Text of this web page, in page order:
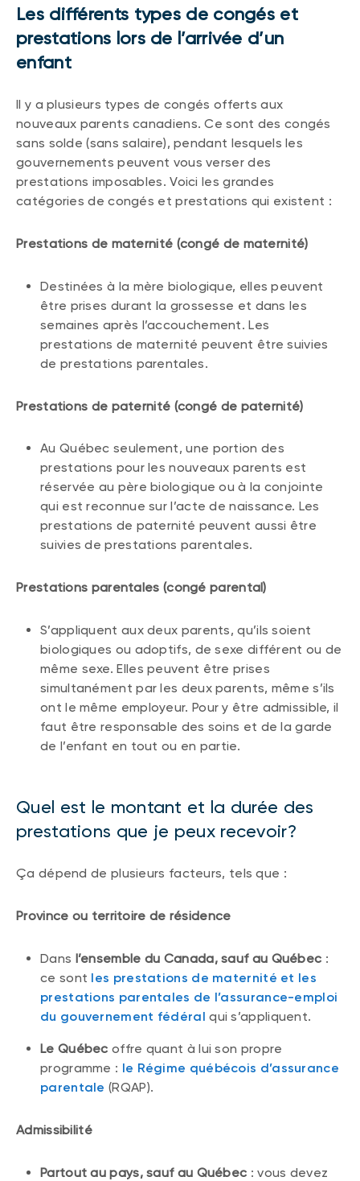
Les différents types de congés et
prestations lors de l’arrivée d’un
enfant
Il y a plusieurs types de congés offerts aux
nouveaux parents canadiens. Ce sont des congés
sans solde (sans salaire), pendant lesquels les
gouvernements peuvent vous verser des
prestations imposables. Voici les grandes
catégories de congés et prestations qui existent :
Prestations de maternité (congé de maternité)
Destinées à la mère biologique, elles peuvent
être prises durant la grossesse et dans les
semaines après l’accouchement. Les
prestations de maternité peuvent être suivies
de prestations parentales.
Prestations de paternité (congé de paternité)
Au Québec seulement, une portion des
prestations pour les nouveaux parents est
réservée au père biologique ou à la conjointe
qui est reconnue sur l’acte de naissance. Les
prestations de paternité peuvent aussi être
suivies de prestations parentales.
Prestations parentales (congé parental)
S’appliquent aux deux parents, qu’ils soient
biologiques ou adoptifs, de sexe différent ou de
même sexe. Elles peuvent être prises
simultanément par les deux parents, même s’ils
ont le même employeur. Pour y être admissible, il
faut être responsable des soins et de la garde
de l’enfant en tout ou en partie.
Quel est le montant et la durée des
prestations que je peux recevoir?
Ça dépend de plusieurs facteurs, tels que :
Province ou territoire de résidence
Dans l’ensemble du Canada, sauf au Québec :
ce sont les prestations de maternité et les
prestations parentales de l’assurance-emploi
du gouvernement fédéral qui s’appliquent.
Le Québec offre quant à lui son propre
programme : le Régime québécois d’assurance
parentale (RQAP).
Admissibilité
Partout au pays, sauf au Québec : vous devez